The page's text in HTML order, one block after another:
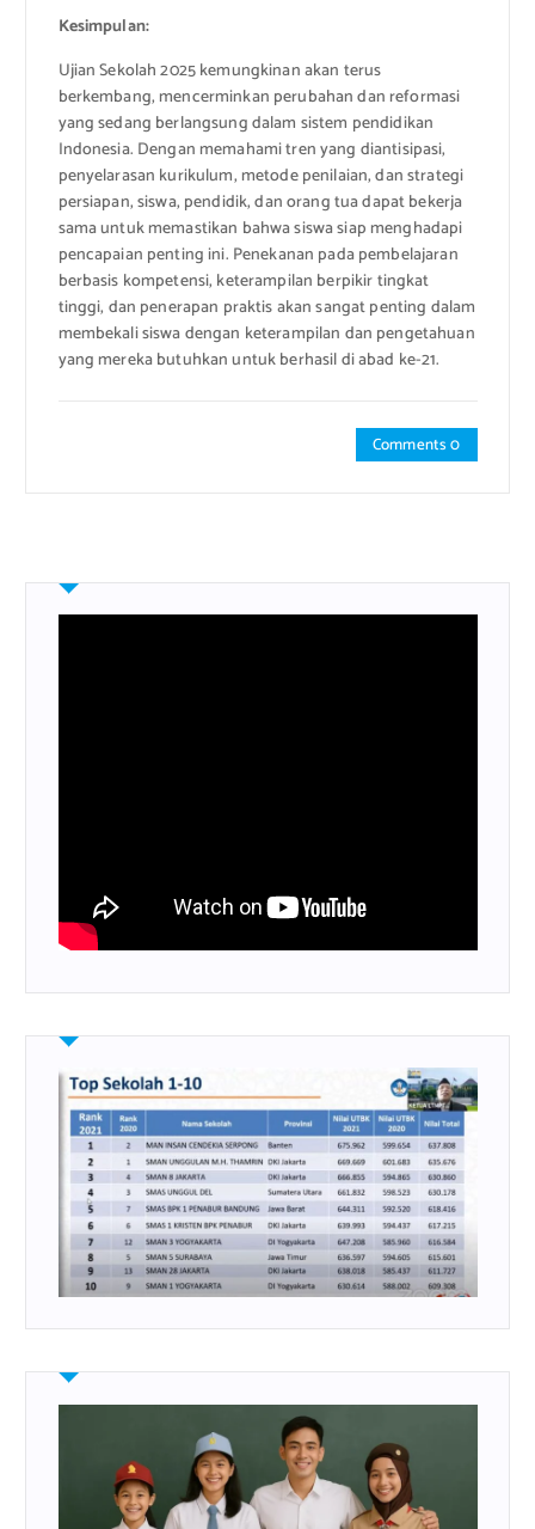
Kesimpulan:
Ujian Sekolah 2025 kemungkinan akan terus
berkembang, mencerminkan perubahan dan reformasi
yang sedang berlangsung dalam sistem pendidikan
Indonesia. Dengan memahami tren yang diantisipasi,
penyelarasan kurikulum, metode penilaian, dan strategi
persiapan, siswa, pendidik, dan orang tua dapat bekerja
sama untuk memastikan bahwa siswa siap menghadapi
pencapaian penting ini. Penekanan pada pembelajaran
berbasis kompetensi, keterampilan berpikir tingkat
tinggi, dan penerapan praktis akan sangat penting dalam
membekali siswa dengan keterampilan dan pengetahuan
yang mereka butuhkan untuk berhasil di abad ke-21.
Comments 0